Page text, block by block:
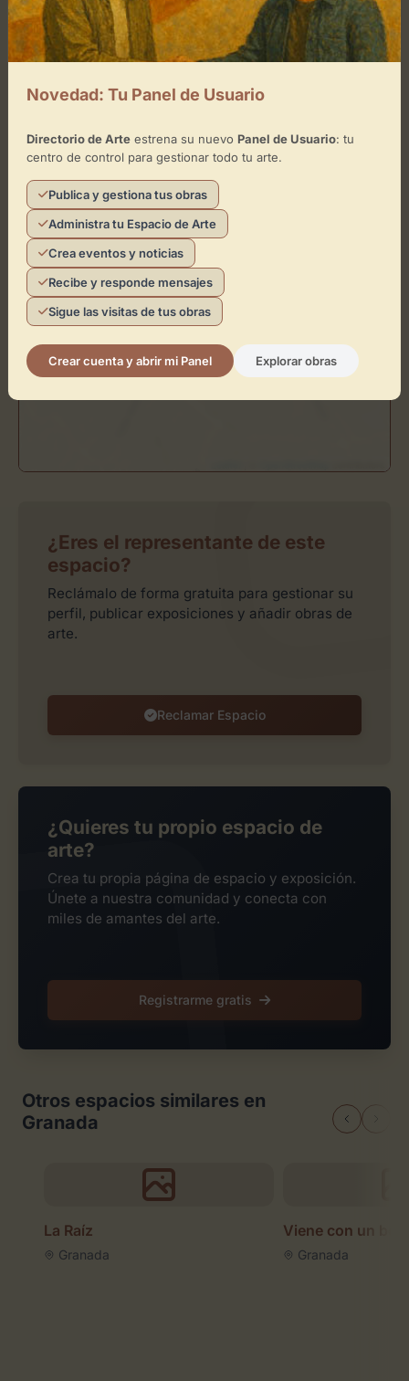
Ubicación de La Íbera
Cómo llegar
La Íbera
+
−
Toca el mapa para interactuar
Activar Mapa
¿Eres el representante de este
espacio?
Reclámalo de forma gratuita para gestionar su
perfil, publicar exposiciones y añadir obras de
arte.
Reclamar Espacio
¿Quieres tu propio espacio de
arte?
Crea tu propia página de espacio y exposición.
Únete a nuestra comunidad y conecta con
miles de amantes del arte.
Registrarme gratis
Otros espacios similares en
Granada
La Raíz
Granada
Viene con un
Granada
Novedad: Tu Panel de Usuario
Directorio de Arteestrena su nuevo Panel de Usuario: tu
centro de control para gestionar todo tu arte.
Publica y gestiona tus obras
Administra tu Espacio de Arte
Crea eventos y noticias
Recibe y responde mensajes
Sigue las visitas de tus obras
Crear cuenta y abrir mi Panel Explorar obras